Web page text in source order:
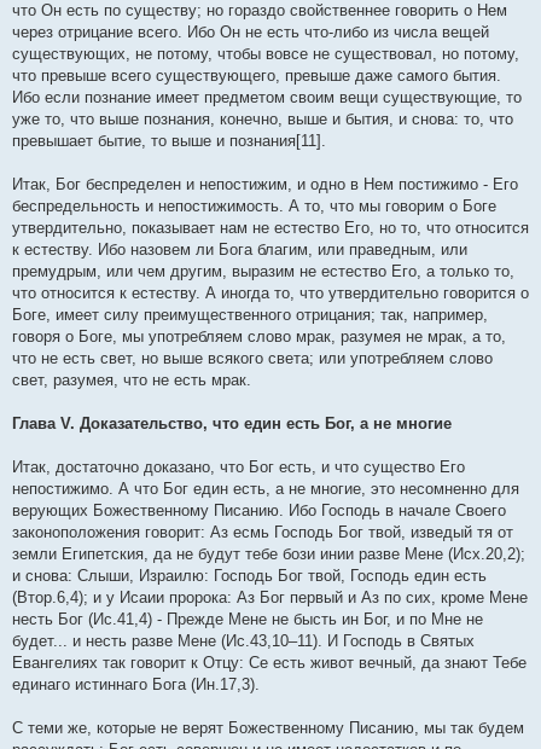
что Он есть по существу; но гораздо свойственнее говорить о Нем
через отрицание всего. Ибо Он не есть что-либо из числа вещей
существующих, не потому, чтобы вовсе не существовал, но потому,
что превыше всего существующего, превыше даже самого бытия.
Ибо если познание имеет предметом своим вещи существующие, то
уже то, что выше познания, конечно, выше и бытия, и снова: то, что
превышает бытие, то выше и познания[11].
Итак, Бог беспределен и непостижим, и одно в Нем постижимо - Его
беспредельность и непостижимость. А то, что мы говорим о Боге
утвердительно, показывает нам не естество Его, но то, что относится
к естеству. Ибо назовем ли Бога благим, или праведным, или
премудрым, или чем другим, выразим не естество Его, а только то,
что относится к естеству. А иногда то, что утвердительно говорится о
Боге, имеет силу преимущественного отрицания; так, например,
говоря о Боге, мы употребляем слово мрак, разумея не мрак, а то,
что не есть свет, но выше всякого света; или употребляем слово
свет, разумея, что не есть мрак.
Глава V. Доказательство, что един есть Бог, а не многие
Итак, достаточно доказано, что Бог есть, и что существо Его
непостижимо. А что Бог един есть, а не многие, это несомненно для
верующих Божественному Писанию. Ибо Господь в начале Своего
законоположения говорит: Аз есмь Господь Бог твой, изведый тя от
земли Египетския, да не будут тебе бози инии разве Мене (Исх.20,2);
и снова: Слыши, Израилю: Господь Бог твой, Господь един есть
(Втор.6,4); и у Исаии пророка: Аз Бог первый и Аз по сих, кроме Мене
несть Бог (Ис.41,4) - Прежде Мене не бысть ин Бог, и по Мне не
будет... и несть разве Мене (Ис.43,10–11). И Господь в Святых
Евангелиях так говорит к Отцу: Се есть живот вечный, да знают Тебе
единаго истиннаго Бога (Ин.17,3).
С теми же, которые не верят Божественному Писанию, мы так будем